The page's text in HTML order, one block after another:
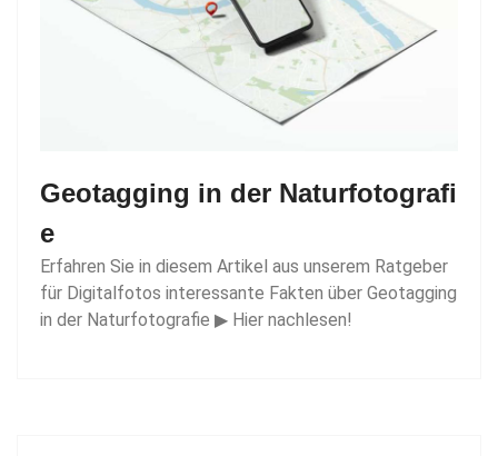
Geotagging in der Naturfotografi
e
Erfahren Sie in diesem Artikel aus unserem Ratgeber
für Digitalfotos interessante Fakten über Geotagging
in der Naturfotografie ▶ Hier nachlesen!